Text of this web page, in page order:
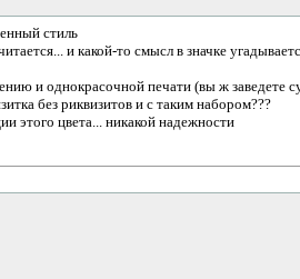
стиль
и какой-то смысл в значке
и однокрасочной печати (вы ж
без риквизитов и с таким набором???
этого цвета... никакой надежности